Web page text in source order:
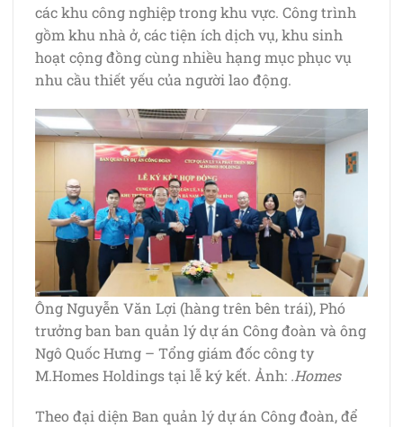
các khu công nghiệp trong khu vực. Công trình
gồm khu nhà ở, các tiện ích dịch vụ, khu sinh
hoạt cộng đồng cùng nhiều hạng mục phục vụ
nhu cầu thiết yếu của người lao động.
Ông Nguyễn Văn Lợi (hàng trên bên trái), Phó
trưởng ban ban quản lý dự án Công đoàn và ông
Ngô Quốc Hưng – Tổng giám đốc công ty
M.Homes Holdings tại lễ ký kết. Ảnh: .Homes
Theo đại diện Ban quản lý dự án Công đoàn, để